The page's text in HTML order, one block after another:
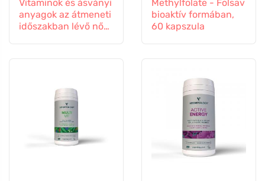
Vitaminok és ásványi
anyagok az átmeneti
időszakban lévő nők
Methylfolate - Folsav
bioaktív formában,
60 kapszula